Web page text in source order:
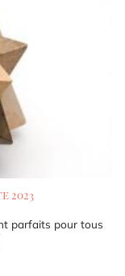
2023
parfaits pour tous